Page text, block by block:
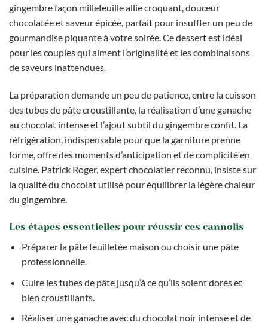
gingembre façon millefeuille allie croquant, douceur
chocolatée et saveur épicée, parfait pour insuffler un peu de
gourmandise piquante à votre soirée. Ce dessert est idéal
pour les couples qui aiment l’originalité et les combinaisons
de saveurs inattendues.
La préparation demande un peu de patience, entre la cuisson
des tubes de pâte croustillante, la réalisation d’une ganache
au chocolat intense et l’ajout subtil du gingembre confit. La
réfrigération, indispensable pour que la garniture prenne
forme, offre des moments d’anticipation et de complicité en
cuisine. Patrick Roger, expert chocolatier reconnu, insiste sur
la qualité du chocolat utilisé pour équilibrer la légère chaleur
du gingembre.
Les étapes essentielles pour réussir ces cannolis
Préparer la pâte feuilletée maison ou choisir une pâte
professionnelle.
Cuire les tubes de pâte jusqu’à ce qu’ils soient dorés et
bien croustillants.
Réaliser une ganache avec du chocolat noir intense et de